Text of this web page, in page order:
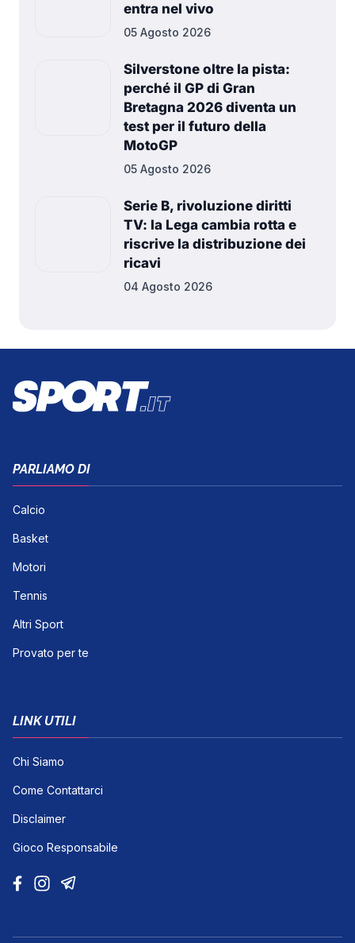
entra nel vivo
05 Agosto 2026
Silverstone oltre la pista:
perché il GP di Gran
Bretagna 2026 diventa un
test per il futuro della
MotoGP
05 Agosto 2026
Serie B, rivoluzione diritti
TV: la Lega cambia rotta e
riscrive la distribuzione dei
ricavi
04 Agosto 2026
PARLIAMO DI
Calcio
Basket
Motori
Tennis
Altri Sport
Provato per te
LINK UTILI
Chi Siamo
Come Contattarci
Disclaimer
Gioco Responsabile